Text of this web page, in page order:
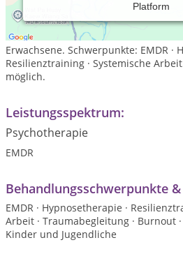
Platform
Heilpraktikerin für Psychotherapie im
Salach. Einfühlsame Begleitung bei
Burnout und Lebenskrisen — für
Erwachsene. Schwerpunkte: EMDR ·
Resilienztraining · Systemische
möglich.
Leistungsspektrum:
Psychotherapie
EMDR
Behandlungsschwerpunkte
EMDR · Hypnosetherapie ·
Arbeit · Traumabegleitung · Burnout
Kinder und Jugendliche